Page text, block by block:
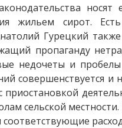
жильем сирот.
Гурецкий
пропаганду
недочеты и
совершенствуется и
приостановкой
сельской